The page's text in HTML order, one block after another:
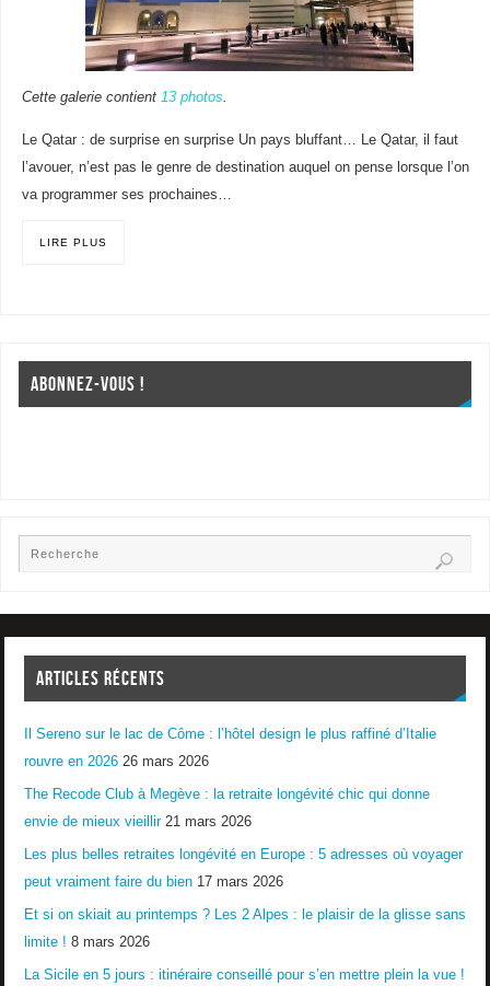
Cette galerie contient 13 photos.
Le Qatar : de surprise en surprise Un pays bluffant… Le Qatar, il faut
l’avouer, n’est pas le genre de destination auquel on pense lorsque l’on
va programmer ses prochaines…
LIRE PLUS
ABONNEZ-VOUS !
ARTICLES RÉCENTS
Il Sereno sur le lac de Côme : l’hôtel design le plus raffiné d’Italie
rouvre en 2026 26 mars 2026
The Recode Club à Megève : la retraite longévité chic qui donne
envie de mieux vieillir 21 mars 2026
Les plus belles retraites longévité en Europe : 5 adresses où voyager
peut vraiment faire du bien 17 mars 2026
Et si on skiait au printemps ? Les 2 Alpes : le plaisir de la glisse sans
limite ! 8 mars 2026
La Sicile en 5 jours : itinéraire conseillé pour s’en mettre plein la vue !